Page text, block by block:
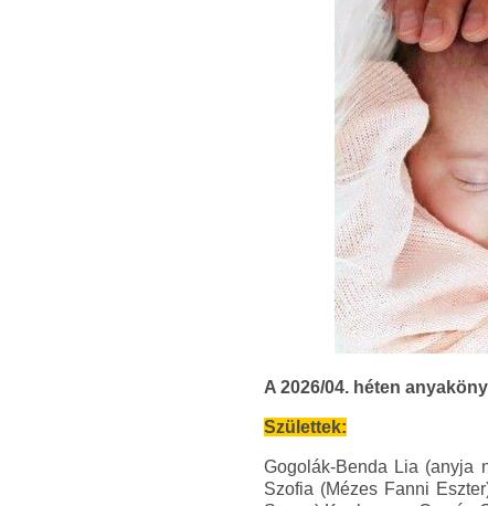
A 2026/04. héten
Születtek:
Gogolák-Benda Lia (anyja
Szofia (Mézes Fanni